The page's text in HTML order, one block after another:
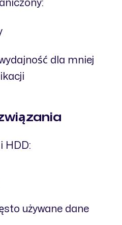
dla mniej
HDD:
używane dane